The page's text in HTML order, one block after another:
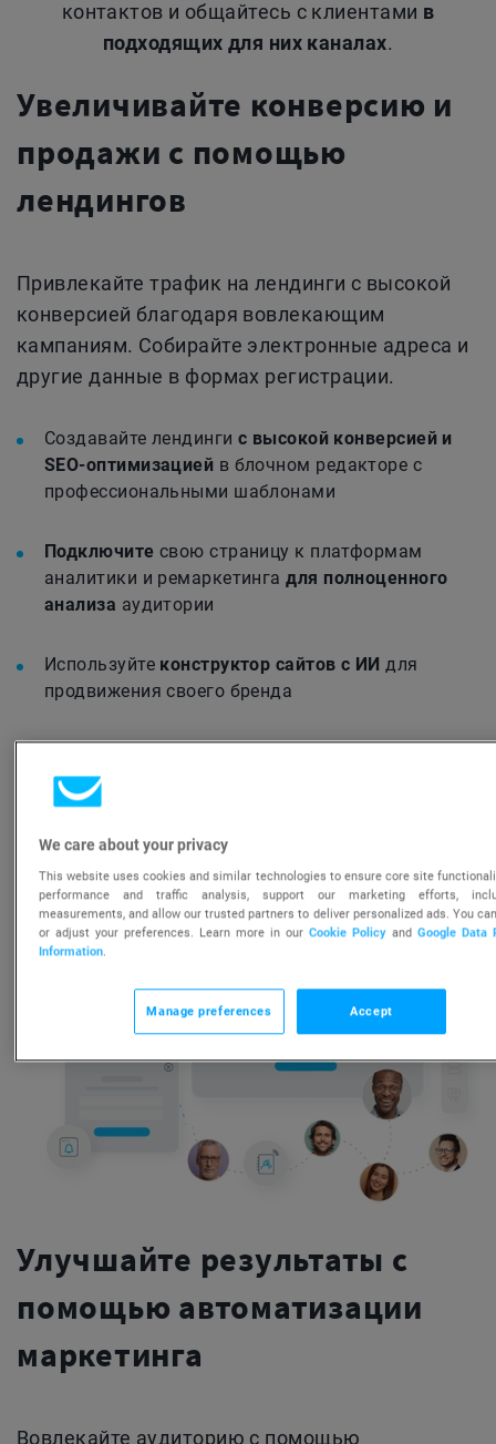
контактов и общайтесь с клиентами в
подходящих для них каналах.
Увеличивайте конверсию и
продажи с помощью
лендингов
Привлекайте трафик на лендинги с высокой
конверсией благодаря вовлекающим
кампаниям. Собирайте электронные адреса и
другие данные в формах регистрации.
Создавайте лендинги с высокой конверсией и
SEO-оптимизацией в блочном редакторе с
профессиональными шаблонами
Подключите свою страницу к платформам
аналитики и ремаркетингадля полноценного
анализа аудитории
Используйте конструктор сайтов с ИИ для
продвижения своего бренда
Улучшайте результаты с
помощью автоматизации
маркетинга
Вовлекайте аудиторию с помощью
We care about your privacy
This website uses cookies and similar technologies to ensure core site
performance and traffic analysis, support our marketing efforts,
measurements, and allow our trusted partners to deliver personalized ads. You
or adjust your preferences. Learn more in our Cookie Policyand Google Data
Information.
Manage preferences Accept